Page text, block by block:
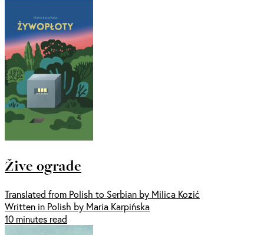
Žive ograde
Translated from Polish to Serbian by Milica Kozić
Written in Polish by Maria Karpińska
10 minutes read